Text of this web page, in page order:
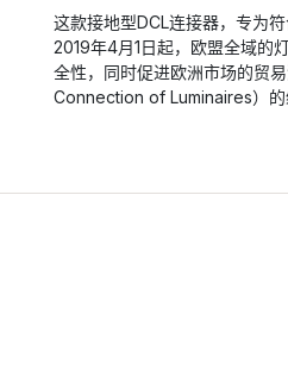
这款接地型DCL连接器，专为
2019年4月1日起，欧盟全域的
全性，同时促进欧洲市场的贸
Connection of Luminaires）的